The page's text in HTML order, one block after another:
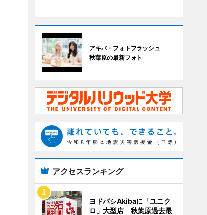
アキバ・フォトフラッシュ
秋葉原の最新フォト
アクセスランキング
ヨドバシAkibaに「ユニク
ロ」大型店 秋葉原過去最